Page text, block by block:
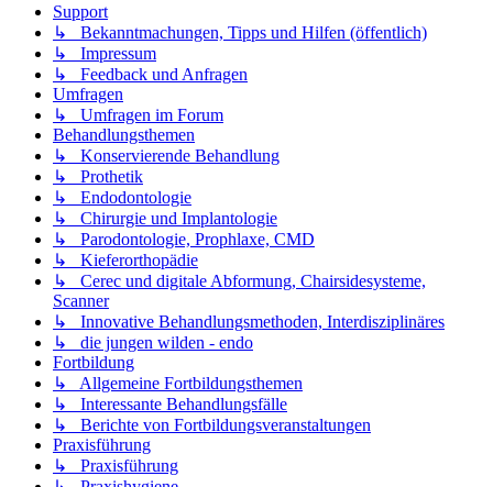
Support
↳ Bekanntmachungen, Tipps und Hilfen (öffentlich)
↳ Impressum
↳ Feedback und Anfragen
Umfragen
↳ Umfragen im Forum
Behandlungsthemen
↳ Konservierende Behandlung
↳ Prothetik
↳ Endodontologie
↳ Chirurgie und Implantologie
↳ Parodontologie, Prophlaxe, CMD
↳ Kieferorthopädie
↳ Cerec und digitale Abformung, Chairsidesysteme,
Scanner
↳ Innovative Behandlungsmethoden, Interdisziplinäres
↳ die jungen wilden - endo
Fortbildung
↳ Allgemeine Fortbildungsthemen
↳ Interessante Behandlungsfälle
↳ Berichte von Fortbildungsveranstaltungen
Praxisführung
↳ Praxisführung